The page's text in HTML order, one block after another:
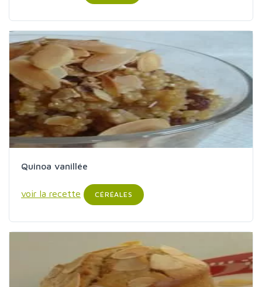
Quinoa vanillée
voir la recette CÉRÉALES